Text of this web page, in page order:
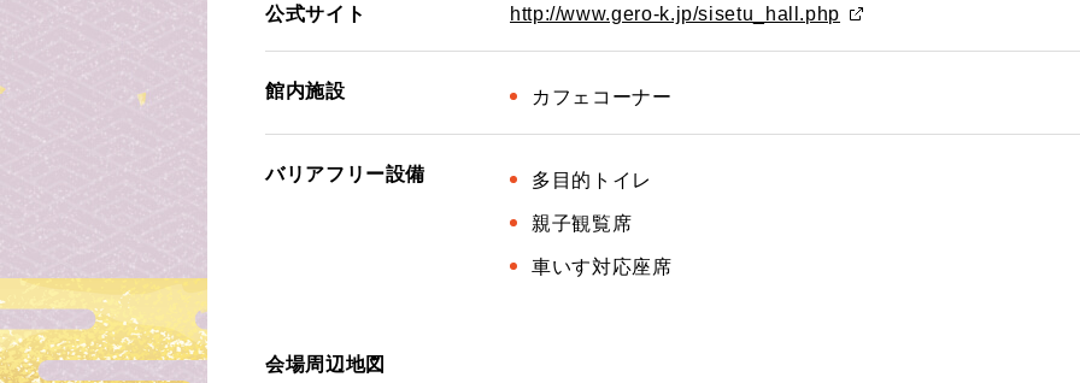
公式サイト http://www.gero-k.jp/sisetu_hall.php
館内施設 カフェコーナー
バリアフリー設備 多目的トイレ
親子観覧席
車いす対応座席
会場周辺地図